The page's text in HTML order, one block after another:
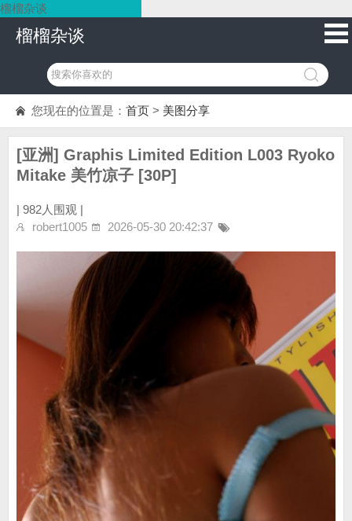
榴榴杂谈
榴榴杂谈
您现在的位置是： 首页 > 美图分享
[亚洲] Graphis Limited Edition L003 Ryoko
Mitake 美竹凉子 [30P]
| 982人围观 |
robert1005
2026-05-30 20:42:37